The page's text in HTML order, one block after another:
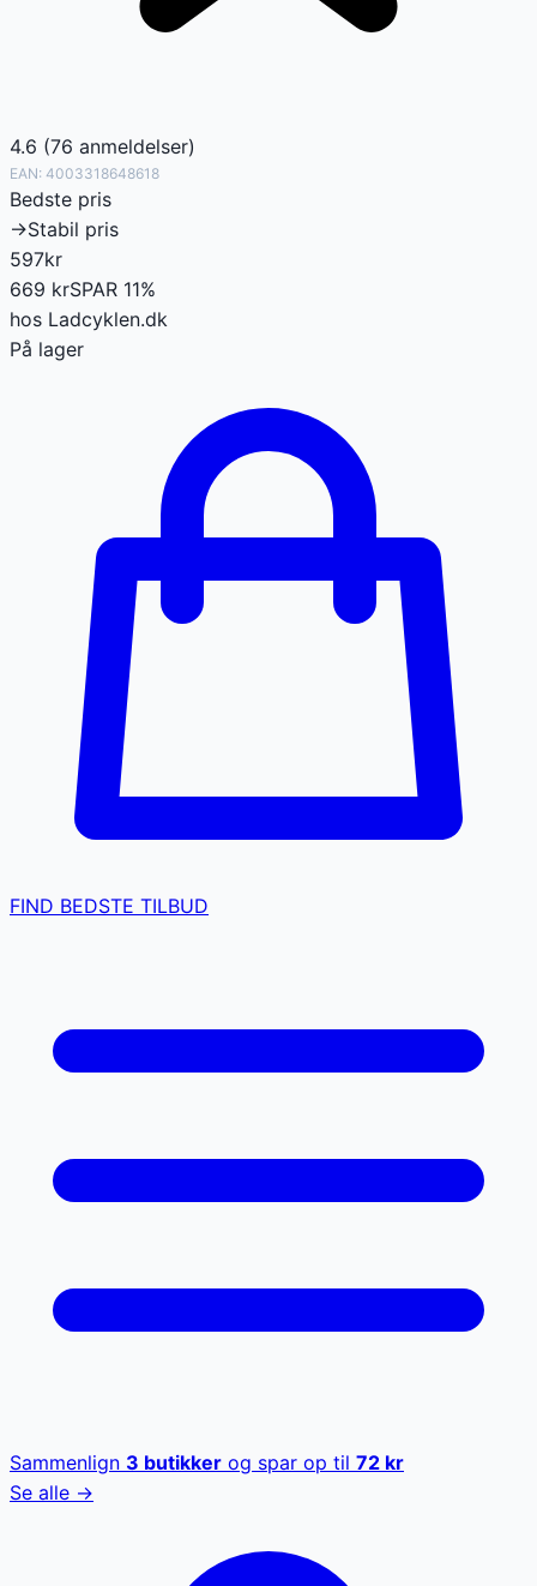
4.6 (76 anmeldelser)
EAN: 4003318648618
Bedste pris
→Stabil pris
597kr
669 krSPAR 11%
hos Ladcyklen.dk
På lager
FIND BEDSTE TILBUD
Sammenlign 3 butikker og spar op til 72 kr
Se alle →